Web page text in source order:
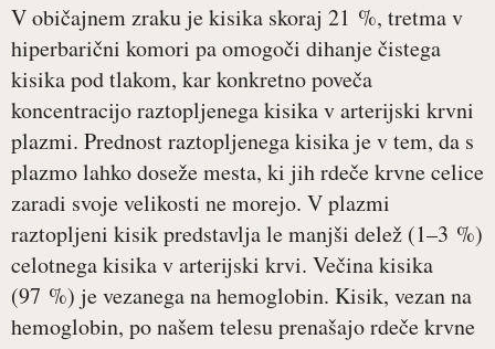
V običajnem zraku je kisika skoraj 21 %, tretma v
hiperbarični komori pa omogoči dihanje čistega
kisika pod tlakom, kar konkretno poveča
koncentracijo raztopljenega kisika v arterijski krvni
plazmi. Prednost raztopljenega kisika je v tem, da s
plazmo lahko doseže mesta, ki jih rdeče krvne celice
zaradi svoje velikosti ne morejo. V plazmi
raztopljeni kisik predstavlja le manjši delež (1–3 %)
celotnega kisika v arterijski krvi. Večina kisika
(97 %) je vezanega na hemoglobin. Kisik, vezan na
hemoglobin, po našem telesu prenašajo rdeče krvne